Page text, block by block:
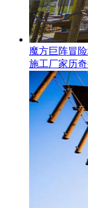
魔方巨阵冒
施工厂家历